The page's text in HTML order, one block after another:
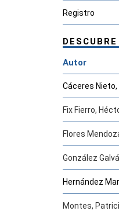
Registro
DESCUBRE
Autor
Cáceres Nieto,
Fix Fierro,
Flores
González
Hernández
Montes,